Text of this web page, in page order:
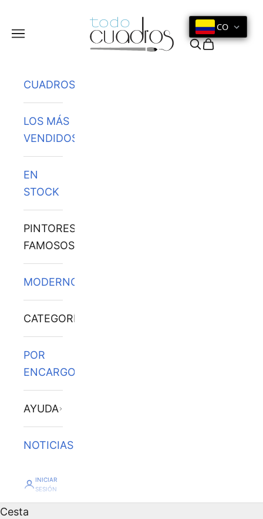
Menú
CO
Buscar
Cesta
CUADROS
LOS MÁS
VENDIDOS
EN
STOCK
PINTORES
FAMOSOS
MODERNOS
CATEGORÍAS
POR
ENCARGO
AYUDA
NOTICIAS
INICIAR
SESIÓN
Cesta